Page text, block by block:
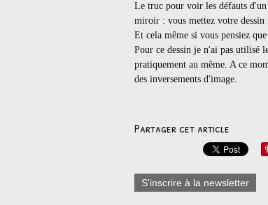
Le truc pour voir les défauts d'un
miroir : vous mettez votre
Et cela même si vous pensiez
Pour ce dessin je n'ai pas utilisé
pratiquement au même. A ce
des inversements d'image.
Partager cet article
S'inscrire à la newsletter